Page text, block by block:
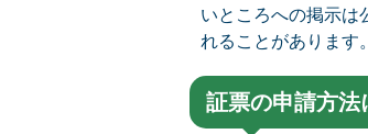
いところへの掲示
れることがあります。
証票の申請方法